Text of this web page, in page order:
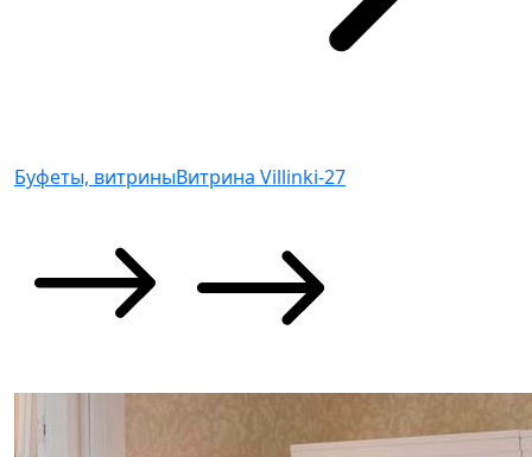
Буфеты, витриныВитрина Villinki-27